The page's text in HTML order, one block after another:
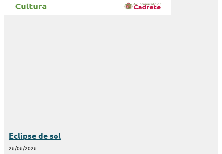
Eclipse de sol
26/06/2026